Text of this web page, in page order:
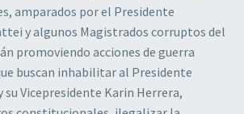
amparados por el Presidente
y algunos Magistrados corruptos del
promoviendo acciones de guerra
buscan inhabilitar al Presidente
su Vicepresidente Karin Herrera,